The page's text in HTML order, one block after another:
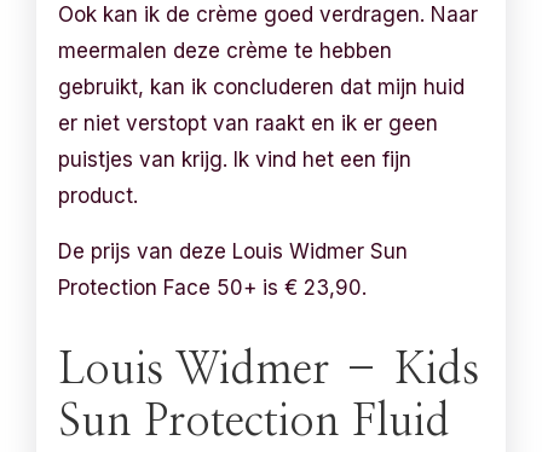
Ook kan ik de crème goed verdragen. Naar
meermalen deze crème te hebben
gebruikt, kan ik concluderen dat mijn huid
er niet verstopt van raakt en ik er geen
puistjes van krijg. Ik vind het een fijn
product.
De prijs van deze Louis Widmer Sun
Protection Face 50+ is € 23,90.
Louis Widmer – Kids
Sun Protection Fluid